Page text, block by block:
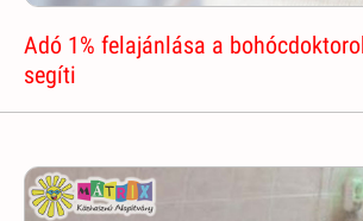
Adó 1% felajánlása a
segíti